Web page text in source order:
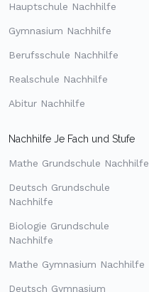
Hauptschule Nachhilfe
Gymnasium Nachhilfe
Berufsschule Nachhilfe
Realschule Nachhilfe
Abitur Nachhilfe
Nachhilfe Je Fach und Stufe
Mathe Grundschule Nachhilfe
Deutsch Grundschule
Nachhilfe
Biologie Grundschule
Nachhilfe
Mathe Gymnasium Nachhilfe
Deutsch Gymnasium